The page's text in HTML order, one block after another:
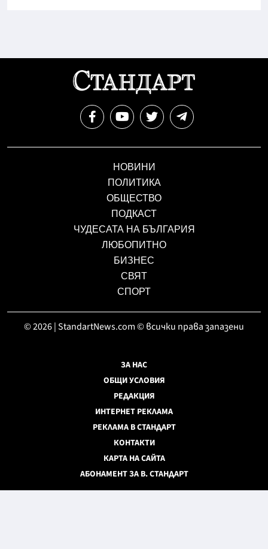
НОВИНИ
ПОЛИТИКА
ОБЩЕСТВО
ПОДКАСТ
ЧУДЕСАТА НА БЪЛГАРИЯ
ЛЮБОПИТНО
БИЗНЕС
СВЯТ
СПОРТ
© 2026 | StandartNews.com © всички права запазени
ЗА НАС
ОБЩИ УСЛОВИЯ
РЕДАКЦИЯ
ИНТЕРНЕТ РЕКЛАМА
РЕКЛАМА В СТАНДАРТ
КОНТАКТИ
КАРТА НА САЙТА
АБОНАМЕНТ ЗА В. СТАНДАРТ